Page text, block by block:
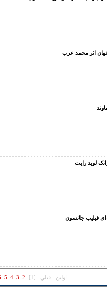
اثر محمد عرب
لوید رایت
فیلیپ جانسون
اولين قبلي [1]
2
3
4
5